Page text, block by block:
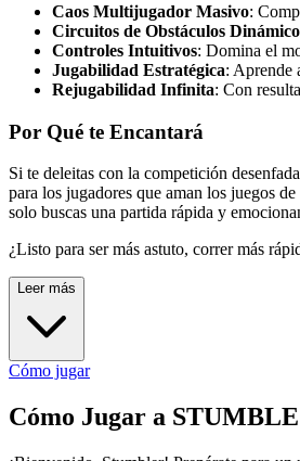
Caos Multijugador Masivo:
Circuitos de Obstáculos
Controles Intuitivos: Domina el
Jugabilidad Estratégica: Aprende
Rejugabilidad Infinita: Con
Por Qué te Encantará
Si te deleitas con la competición
para los jugadores que aman los juegos
solo buscas una partida rápida y
¿Listo para ser más astuto, correr más
Leer más
Cómo jugar
Cómo Jugar a